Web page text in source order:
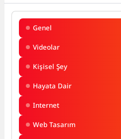
Genel
Videolar
Kişisel Şey
Hayata Dair
Internet
Web Tasarım